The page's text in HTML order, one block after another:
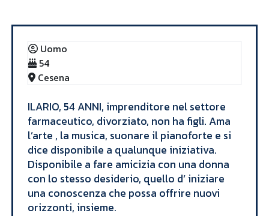
Annunci
Uomo
54
Cesena
​ILARIO, 54 ANNI, imprenditore nel settore
farmaceutico, divorziato, non ha figli. Ama
l’arte , la musica, suonare il pianoforte e si
dice disponibile a qualunque iniziativa.
Disponibile a fare amicizia con una donna
con lo stesso desiderio, quello d’ iniziare
una conoscenza che possa offrire nuovi
orizzonti, insieme. ​